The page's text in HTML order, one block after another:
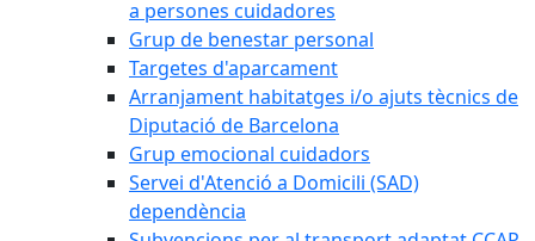
a persones cuidadores
Grup de benestar personal
Targetes d'aparcament
Arranjament habitatges i/o ajuts tècnics de
Diputació de Barcelona
Grup emocional cuidadors
Servei d'Atenció a Domicili (SAD)
dependència